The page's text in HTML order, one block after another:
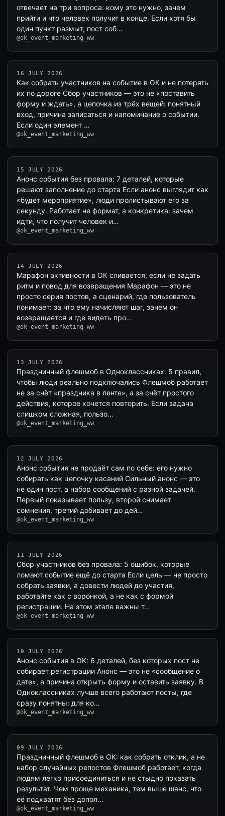
отвечает на три вопроса: кому это нужно, зачем
прийти и что человек получит в конце. Если хотя бы
один пункт размыт, пост соб…
@ok_event_marketing_ww
16 JULY 2026
Как собрать участников на событие в ОК и не потерять
их по дороге Сбор участников — это не «поставить
форму и ждать», а цепочка из трёх вещей: понятный
вход, причина записаться и напоминание о событии.
Если один элемент …
@ok_event_marketing_ww
15 JULY 2026
Анонс события без провала: 7 деталей, которые
решают заполнение до старта Если анонс выглядит как
«будет мероприятие», люди пролистывают его за
секунду. Работает не формат, а конкретика: зачем
идти, что получит человек и…
@ok_event_marketing_ww
14 JULY 2026
Марафон активности в ОК сливается, если не задать
ритм и повод для возвращения Марафон — это не
просто серия постов, а сценарий, где пользователь
понимает: за что ему начисляют шаг, зачем он
возвращается и где видеть про…
@ok_event_marketing_ww
13 JULY 2026
Праздничный флешмоб в Одноклассниках: 5 правил,
чтобы люди реально подключались Флешмоб работает
не за счёт «праздника в ленте», а за счёт простого
действия, которое хочется повторить. Если задача
слишком сложная, пользо…
@ok_event_marketing_ww
12 JULY 2026
Анонс события не продаёт сам по себе: его нужно
собирать как цепочку касаний Сильный анонс — это
не один пост, а набор сообщений с разной задачей.
Первый показывает пользу, второй снимает
сомнения, третий добивает до дей…
@ok_event_marketing_ww
11 JULY 2026
Сбор участников без провала: 5 ошибок, которые
ломают событие ещё до старта Если цель — не просто
собрать заявки, а довести людей до участия,
работайте как с воронкой, а не как с формой
регистрации. На этом этапе важны т…
@ok_event_marketing_ww
10 JULY 2026
Анонс события в ОК: 6 деталей, без которых пост не
собирает регистрации Анонс — это не «сообщение о
дате», а причина открыть форму и оставить заявку. В
Одноклассниках лучше всего работают посты, где
сразу понятны: для ко…
@ok_event_marketing_ww
09 JULY 2026
Праздничный флешмоб в ОК: как собрать отклик, а не
набор случайных репостов Флешмоб работает, когда
людям легко присоединиться и не стыдно показать
результат. Чем проще механика, тем выше шанс, что
её подхватят без допол…
@ok_event_marketing_ww